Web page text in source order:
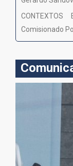
CONTEXTOS
Comisionado